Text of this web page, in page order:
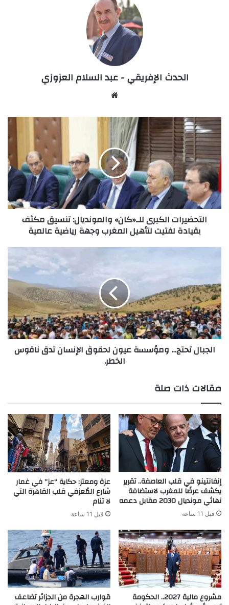
الحدث الإفريقي - عبد السلام العزوزي
التحضيرات
الكبرى
للـ«كان»
والمونديال:
تنسيق
مكثف
بقيادة
لفتيت
لتأهيل
المغربالتحضيرات الكبرى للـ«كان» والمونديال: تنسيق مكثف
بقيادة لفتيت لتأهيل المغرب وجهة رياضية عالمية
عيون
لحقوق
الإنسان
تدق
ناقوس
الخطر.
الجبال تحتج… ومؤسسة عيون لحقوق الإنسان تدق ناقوس
الخطر.
مقالات ذات صلة
إنفانتينو في قلب العاصفة.. تقرير
يكشف عرضًا للمغرب لاستضافة
نهائي مونديال 2030 مقابل دعمه
قبل 11 ساعة
عزة ومعتز: حكاية “عز” في غمار
شارع المُعزفي قلب القاهرة التي
لا تنام
قبل 11 ساعة
مشروع مالية 2027.. الحكومة قوارب الهجرة من الجزائر تضاعف